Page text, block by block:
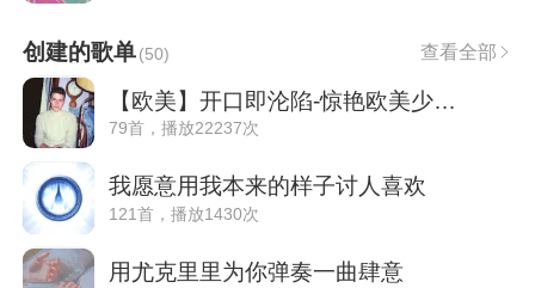
创建的歌单(50) 查看全部
【欧美】开口即沦陷-惊艳欧美少年音
79首，播放22237次
我愿意用我本来的样子讨人喜欢
121首，播放1430次
用尤克里里为你弹奏一曲肆意